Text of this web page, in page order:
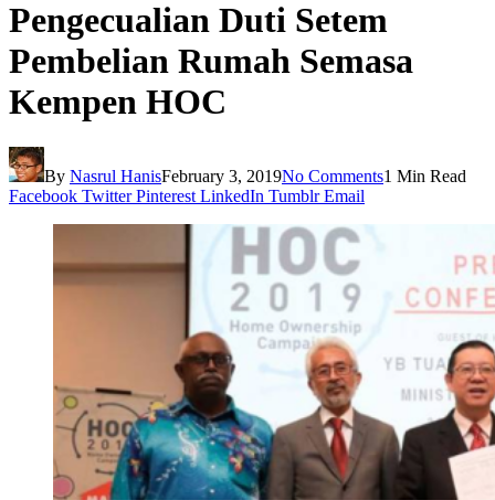
Pengecualian Duti Setem
Pembelian Rumah Semasa
Kempen HOC
By Nasrul HanisFebruary 3, 2019No Comments1 Min Read
Facebook Twitter Pinterest LinkedIn Tumblr Email